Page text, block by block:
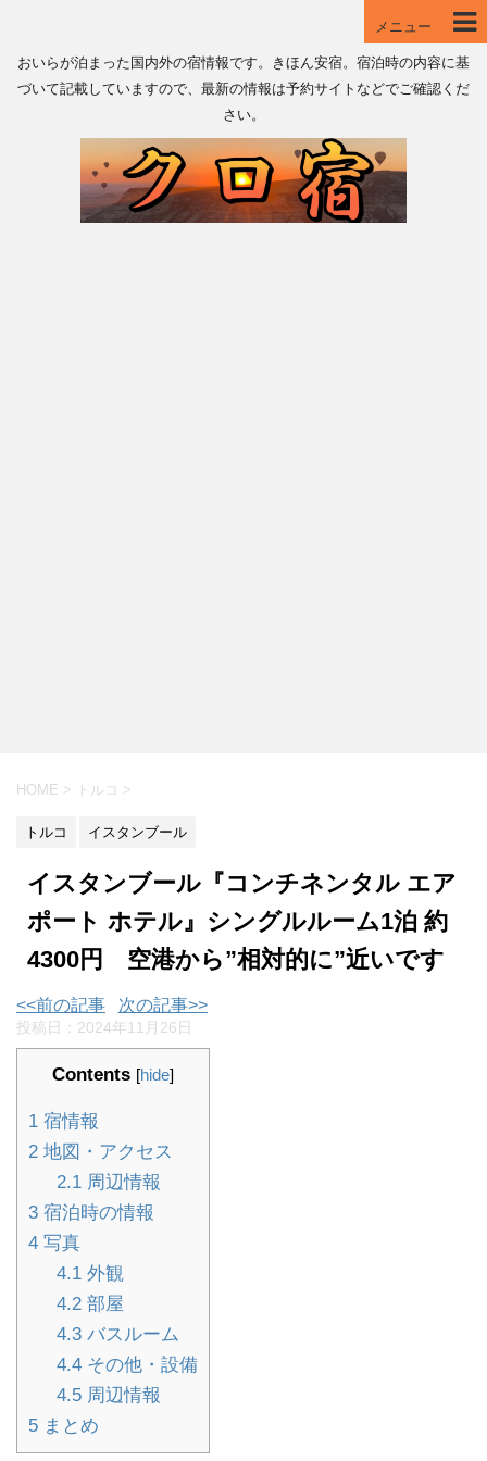
メニュー
おいらが泊まった国内外の宿情報です。きほん安宿。宿泊時の内容に基
づいて記載していますので、最新の情報は予約サイトなどでご確認くだ
さい。
HOME > トルコ >
トルコ イスタンブール
イスタンブール『コンチネンタル エア
ポート ホテル』シングルルーム1泊 約
4300円 空港から”相対的に”近いです
<<前の記事 次の記事>>
投稿日： 2024年11月26日
Contents [hide]
1 宿情報
2 地図・アクセス
2.1周辺情報
3 宿泊時の情報
4 写真
4.1外観
4.2部屋
4.3バスルーム
4.4その他・設備
4.5周辺情報
5 まとめ